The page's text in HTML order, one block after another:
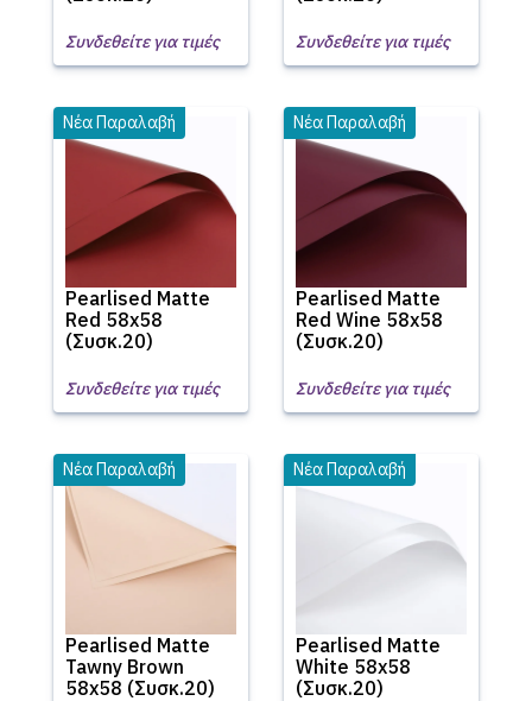
Συνδεθείτε για τιμές Συνδεθείτε για τιμές
Pearlised Matte
Red 58x58
(Συσκ.20)
Νέα Παραλαβή
Συνδεθείτε για τιμές
Pearlised Matte
Red Wine 58x58
(Συσκ.20)
Νέα Παραλαβή
Συνδεθείτε για τιμές
Pearlised Matte
Tawny Brown
58x58 (Συσκ.20)
Νέα Παραλαβή
Pearlised Matte
White 58x58
(Συσκ.20)
Νέα Παραλαβή